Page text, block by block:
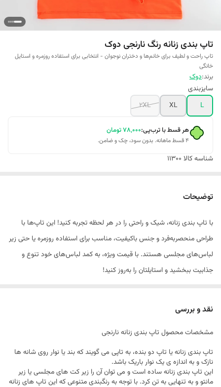
تاپ بندی زنانه رنگ نارنجی دوک
تاپ راحت و لطیف برای خانم‌ها و دختران نوجوان - انتخابی برای استفاده روزمره و استایل
خانگی
برند:دوک
سایزبندی
L
XL
2XL
هر قسط با ترب‌پی:۷۸٬۰۰۰تومان
۴ قسط ماهانه. بدون سود، چک و ضامن.
شناسه کالا 11300
توضیحات
با تاپ بندی زنانه، شیک و راحتی را در هر لحظه تجربه کنید! این تاپ‌ها با
طراحی منحصربه‌فرد و جنس باکیفیت، مناسب برای استفاده روزمره یا حتی زیر
لباس‌های مجلسی هستند. با قیمت ویژه، به کمد لباس‌های خود تنوع و
جذابیت ببخشید و استایلتان را به‌روز کنید!
0
76
38
XL
0
84
42
62
2XL
0
94
47
66
نقد و بررسی
مشخصات محصول تاپ بندی زنانه نارنجی
تاپ بندی زنانه یا تاپ دو بنده، به تاپی می گویند که بند یا نوار روی شانه ها
نازک و به اندازه ی یک نوار باریک باشد.
این تاپ بندی زنانه ساده است و می توان آن را زیر کت های مجلسی یا زیر
مانتو و به تنهایی به تن کرد. با توجه به رنگبندی متنوعی که این تاپ های زنانه